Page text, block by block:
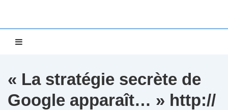
« La stratégie secrète de
Google apparaît… » http://